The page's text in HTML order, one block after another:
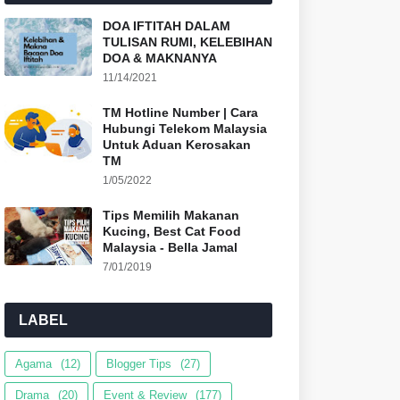
DOA IFTITAH DALAM
TULISAN RUMI, KELEBIHAN
DOA & MAKNANYA
11/14/2021
TM Hotline Number | Cara
Hubungi Telekom Malaysia
Untuk Aduan Kerosakan
TM
1/05/2022
Tips Memilih Makanan
Kucing, Best Cat Food
Malaysia - Bella Jamal
7/01/2019
LABEL
Agama (12) Blogger Tips (27)
Drama (20) Event & Review (177)